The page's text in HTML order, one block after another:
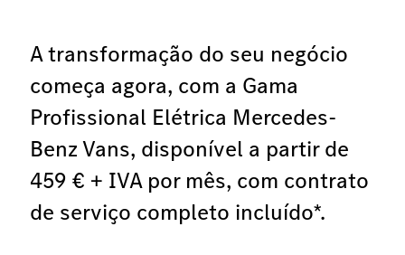
A transformação do seu negócio
começa agora, com a Gama
Profissional Elétrica Mercedes-
Benz Vans, disponível a partir de
459 € + IVA por mês, com contrato
de serviço completo incluído*.